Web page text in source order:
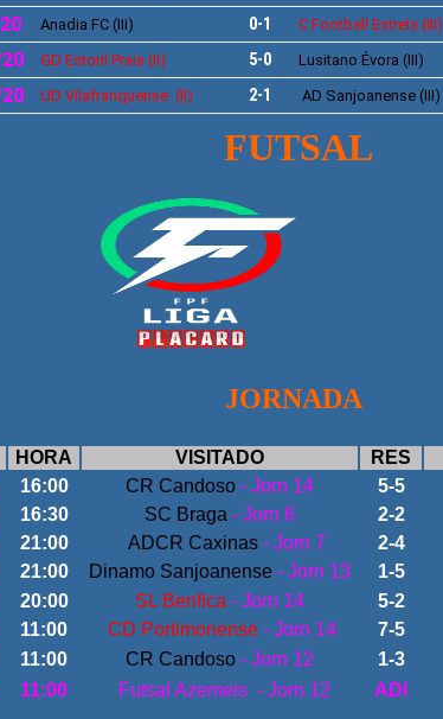
Anadia FC (III) 0-1 C.Football Estrela (III)
GD Estoril Praia (II) 5-0 Lusitano Évora (III)
UD Vilafranquense (II) 2-1 AD Sanjoanense (III)
FUTSAL
JORNADA
HORA VISITADO RES
16:00 CR Candoso - Jorn 14 5-5
16:30 SC Braga - Jorn 6 2-2
21:00 ADCR Caxinas - Jorn 7 2-4
21:00 Dinamo Sanjoanense - Jorn 13 1-5
20:00 SL Benfica - Jorn 14 5-2
11:00 CD Portimonense - Jorn 14 7-5
11:00 CR Candoso - Jorn 12 1-3
11:00 Futsal Azemeis - Jorn 12 ADI